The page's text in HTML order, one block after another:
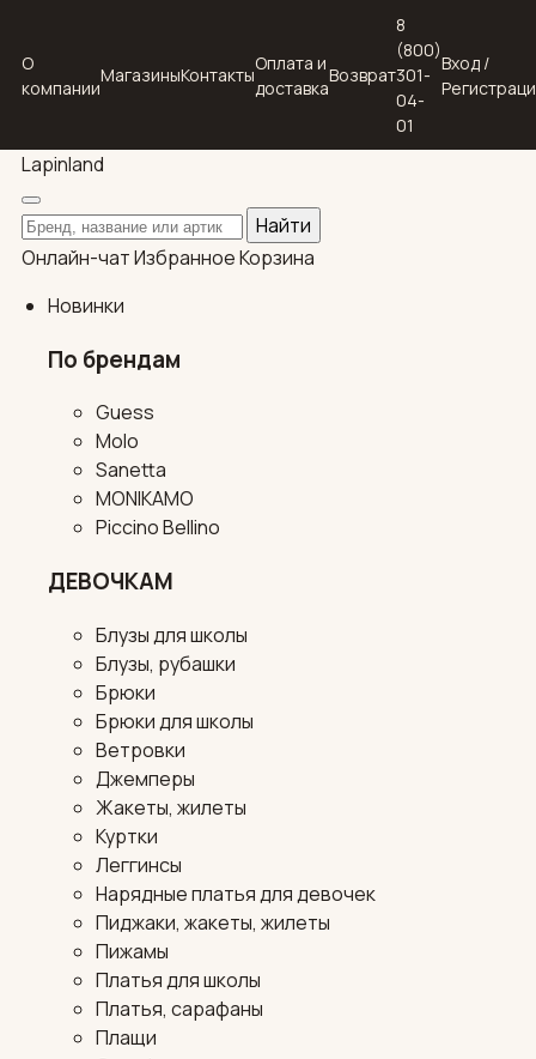
О
компании
МагазиныКонтакты
Оплата и
доставка
Возврат
8
(800)
301-
04-
01
Вход /
Lapinland
Поиск по каталогу
Найти
Онлайн-чатИзбранноеКорзина
Новинки
По брендам
Guess
Molo
Sanetta
MONIKAMO
Piccino Bellino
ДЕВОЧКАМ
Блузы для школы
Блузы, рубашки
Брюки
Брюки для школы
Ветровки
Джемперы
Жакеты, жилеты
Куртки
Леггинсы
Нарядные платья для девочек
Пиджаки, жакеты, жилеты
Пижамы
Платья для школы
Платья, сарафаны
Плащи